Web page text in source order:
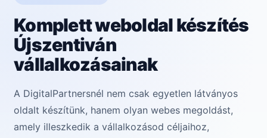
Komplett weboldal készítés
Újszentiván
vállalkozásainak
A DigitalPartnersnél nem csak egyetlen látványos
oldalt készítünk, hanem olyan webes megoldást,
amely illeszkedik a vállalkozásod céljaihoz,